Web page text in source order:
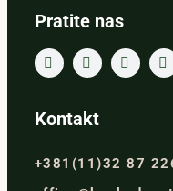
Pratite nas
Kontakt
+381(11)32 87